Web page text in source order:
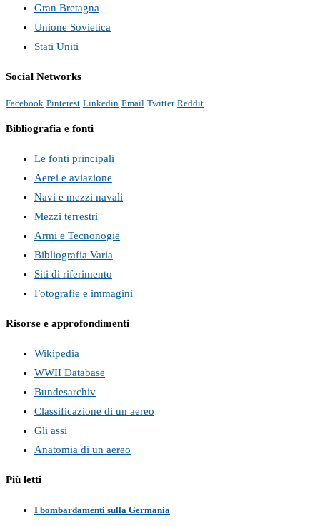
Gran Bretagna
Unione Sovietica
Stati Uniti
Social Networks
Facebook Pinterest Linkedin Email Twitter Reddit
Bibliografia e fonti
Le fonti principali
Aerei e aviazione
Navi e mezzi navali
Mezzi terrestri
Armi e Tecnonogie
Bibliografia Varia
Siti di riferimento
Fotografie e immagini
Risorse e approfondimenti
Wikipedia
WWII Database
Bundesarchiv
Classificazione di un aereo
Gli assi
Anatomia di un aereo
Più letti
I bombardamenti sulla Germania